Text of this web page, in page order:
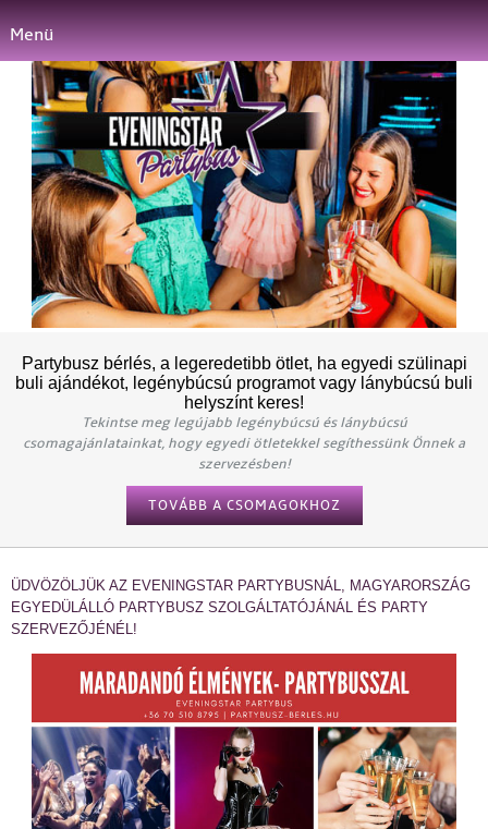
Menü
Partybusz bérlés, a legeredetibb ötlet, ha egyedi szülinapi
buli ajándékot, legénybúcsú programot vagy lánybúcsú buli
helyszínt keres!
Tekintse meg legújabb legénybúcsú és lánybúcsú
csomagajánlatainkat, hogy egyedi ötletekkel segíthessünk Önnek a
szervezésben!
TOVÁBB A CSOMAGOKHOZ
ÜDVÖZÖLJÜK AZ EVENINGSTAR PARTYBUSNÁL, MAGYARORSZÁG
EGYEDÜLÁLLÓ PARTYBUSZ SZOLGÁLTATÓJÁNÁL ÉS PARTY
SZERVEZŐJÉNÉL!